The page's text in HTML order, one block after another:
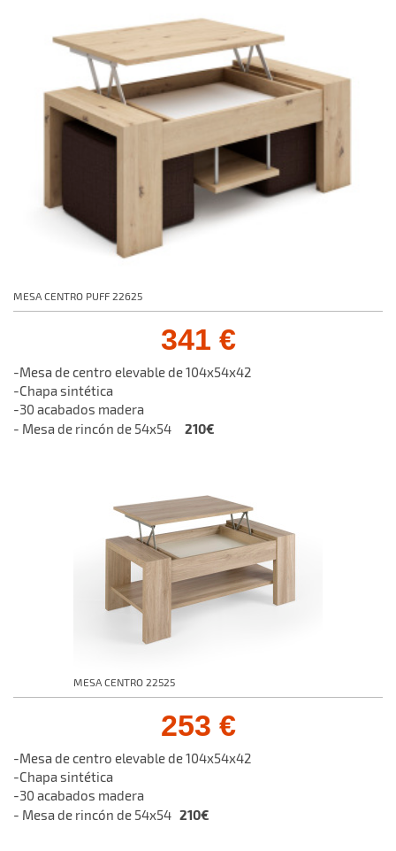
MESA CENTRO PUFF 22625
341 €
-Mesa de centro elevable de 104x54x42
-Chapa sintética
-30 acabados madera
- Mesa de rincón de 54x54 210€
MESA CENTRO 22525
253 €
-Mesa de centro elevable de 104x54x42
-Chapa sintética
-30 acabados madera
- Mesa de rincón de 54x54 210€